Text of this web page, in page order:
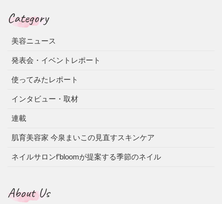
Category
美容ニュース
発表会・イベントレポート
使ってみたレポート
インタビュー・取材
連載
肌育美容家 今泉まいこの見直すスキンケア
ネイルサロンf’bloomが提案する季節のネイル
About Us